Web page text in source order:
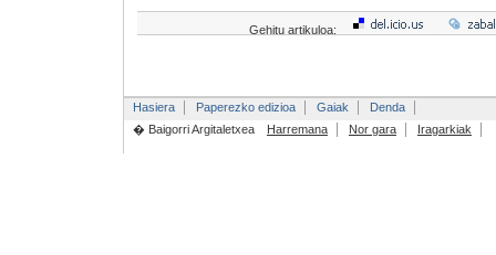
Gehitu artikuloa:
Hasiera Paperezko edizioa Gaiak
Denda
� Baigorri Argitaletxea
Harremana Nor gara Iragarkiak